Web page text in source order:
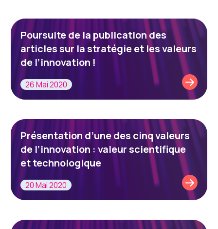
Poursuite de la publication des
articles sur la stratégie et les valeurs
de l’innovation !
26 Mai 2020
Présentation d’une des cinq valeurs
de l’innovation : valeur scientifique
et technologique
20 Mai 2020